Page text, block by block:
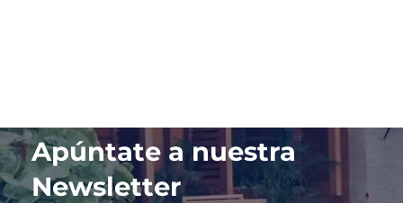
Apúntate a nuestra
Newsletter